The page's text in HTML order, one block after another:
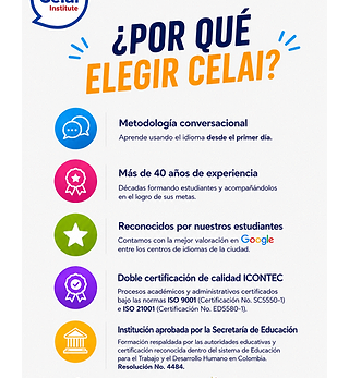
una comunicación eficaz y
fluida. 🎯🤓